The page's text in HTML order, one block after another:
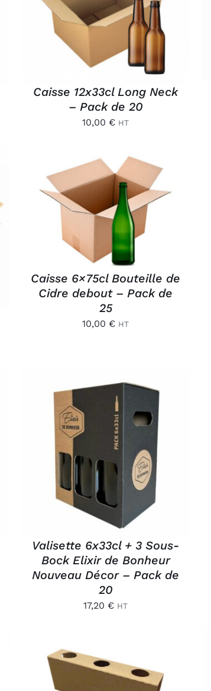
APERÇU
Caisse 12x33cl Long Neck
– Pack de 20
10,00 € HT
AJOUTER AU PANIER
/
APERÇU
Caisse 6×75cl Bouteille de
Cidre debout – Pack de
25
10,00 € HT
AJOUTER AU PANIER
APERÇU
Valisette 6x33cl + 3 Sous-
Bock Elixir de Bonheur
Nouveau Décor – Pack de
20
17,20 € HT
AJOUTER AU PANIER